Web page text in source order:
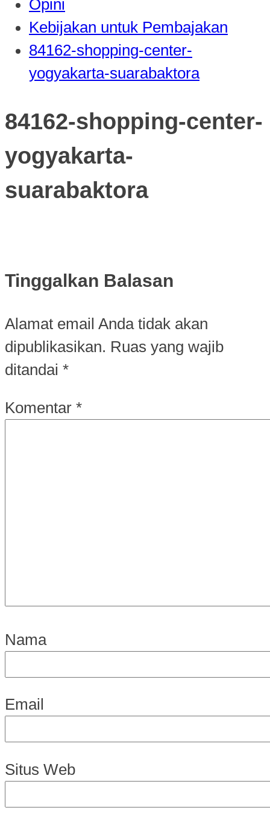
Opini
Kebijakan untuk Pembajakan
84162-shopping-center-
yogyakarta-suarabaktora
84162-shopping-center-
yogyakarta-
suarabaktora
Tinggalkan Balasan
Alamat email Anda tidak akan
dipublikasikan. Ruas yang wajib
ditandai *
Komentar *
Nama
Email
Situs Web